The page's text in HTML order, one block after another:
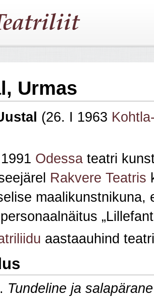
Urmas
(26. I 1963
Odessa teatri
Rakvere Teatris
maalikunstnikuna,
aastaauhind
Tundeline ja salapärane